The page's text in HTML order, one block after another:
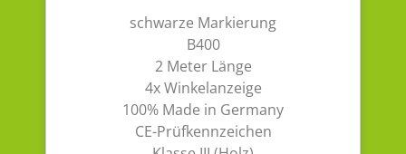
schwarze Markierung
B400
2 Meter Länge
4x Winkelanzeige
100% Made in Germany
CE-Prüfkennzeichen